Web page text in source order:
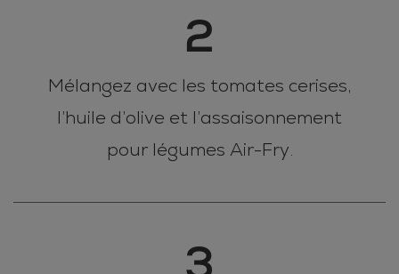
2
Mélangez avec les tomates cerises,
l’huile d’olive et l’assaisonnement
pour légumes Air-Fry.